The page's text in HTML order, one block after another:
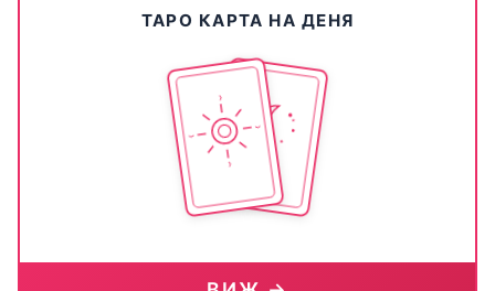
ТАРО КАРТА НА ДЕНЯ